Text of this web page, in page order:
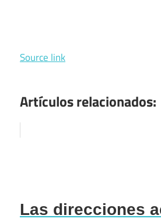
Source link
Artículos relacionados:
Las direcciones